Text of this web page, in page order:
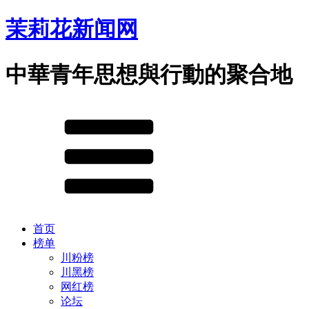
茉莉花新闻网
中華青年思想與行動的聚合地
首页
榜单
川粉榜
川黑榜
网红榜
论坛